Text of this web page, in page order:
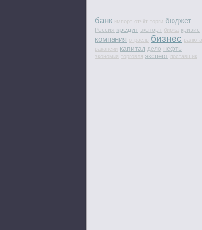
банк импорт отчёт торги бюджет
Россия кредит экспорт биржа кризис
компания отрасль бизнес валюта
вакансии капитал дело нефть
экономия торговля эксперт поставщик